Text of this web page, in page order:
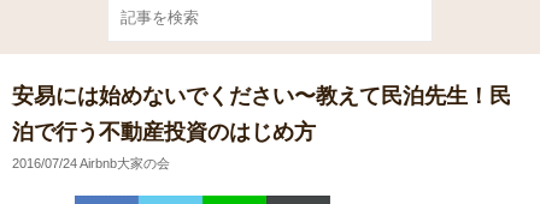
安易には始めないでください〜教えて民泊先生！民
泊で行う不動産投資のはじめ方
2016/07/24 Airbnb大家の会